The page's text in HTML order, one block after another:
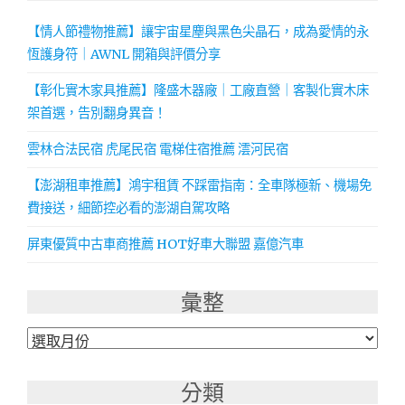
【情人節禮物推薦】讓宇宙星塵與黑色尖晶石，成為愛情的永
恆護身符｜AWNL 開箱與評價分享
【彰化實木家具推薦】隆盛木器廠｜工廠直營｜客製化實木床
架首選，告別翻身異音！
雲林合法民宿 虎尾民宿 電梯住宿推薦 澐河民宿
【澎湖租車推薦】鴻宇租賃 不踩雷指南：全車隊極新、機場免
費接送，細節控必看的澎湖自駕攻略
屏東優質中古車商推薦 HOT好車大聯盟 嘉億汽車
彙整
彙
分類